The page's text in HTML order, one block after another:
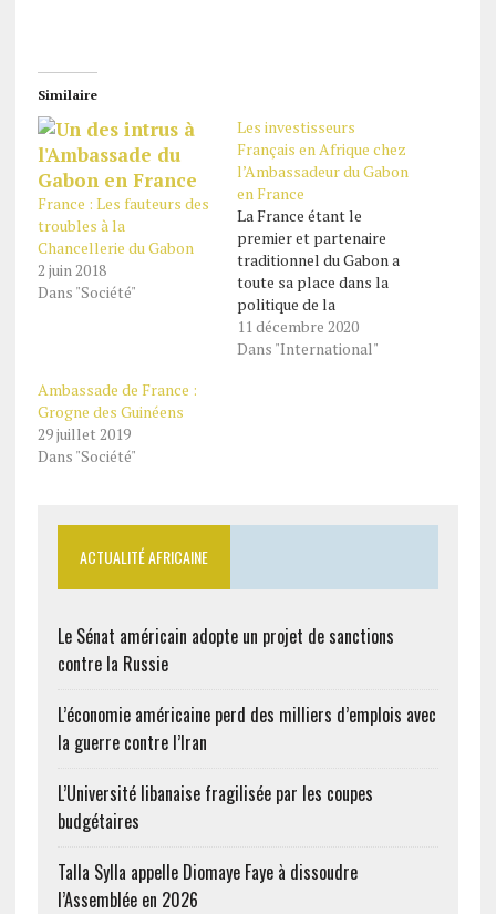
Similaire
France : Les fauteurs des
troubles à la
Chancellerie du Gabon
2 juin 2018
Dans "Société"
Les investisseurs
Français en Afrique chez
l’Ambassadeur du Gabon
en France
La France étant le
premier et partenaire
traditionnel du Gabon a
toute sa place dans la
politique de la
diversification
économique prônée par
Président, Etienne
11 décembre 2020
Dans "International"
Ambassade de France :
Grogne des Guinéens
29 juillet 2019
Dans "Société"
ACTUALITÉ AFRICAINE
Le Sénat américain adopte un projet de sanctions
contre la Russie
L’économie américaine perd des milliers d’emplois avec
la guerre contre l’Iran
L’Université libanaise fragilisée par les coupes
budgétaires
Talla Sylla appelle Diomaye Faye à dissoudre
l’Assemblée en 2026